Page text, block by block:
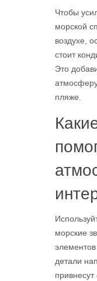
Чтобы
морской
воздухе,
стоит
Это
пляже.
морские
детали